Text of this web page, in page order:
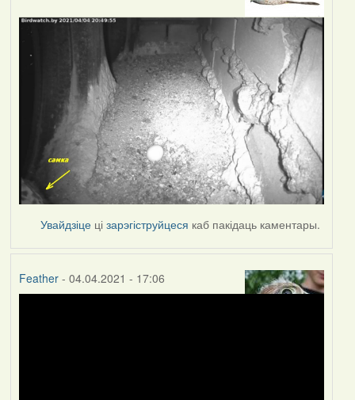
Увайдзіце цізарэгіструйцеся каб пакідаць каментары.
Feather- 04.04.2021 - 17:06